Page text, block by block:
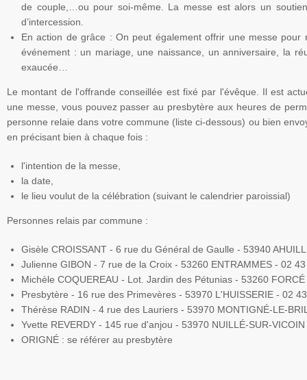
de couple,…ou pour soi-même. La messe est alors un
d’intercession.
En action de grâce : On peut également offrir une messe pour
événement : un mariage, une naissance, un anniversaire, la
exaucée…
Le montant de l'offrande conseillée est fixé par l'évêque. Il est
une messe, vous pouvez passer au presbytère aux heures de
personne relaie dans votre commune (liste ci-dessous) ou bien
en précisant bien à chaque fois :
l'intention de la messe,
la date,
le lieu voulut de la célébration (suivant le calendrier paroissial)
Personnes relais par commune :
Gisèle CROISSANT - 6 rue du Général de Gaulle - 53940
Julienne GIBON - 7 rue de la Croix - 53260 ENTRAMMES - 02
Michèle COQUEREAU - Lot. Jardin des Pétunias - 53260
Presbytère - 16 rue des Primevères - 53970 L'HUISSERIE - 02
Thérèse RADIN - 4 rue des Lauriers - 53970 MONTIGNÉ-LE-
Yvette REVERDY - 145 rue d'anjou - 53970 NUILLÉ-SUR-
ORIGNÉ : se référer au presbytère